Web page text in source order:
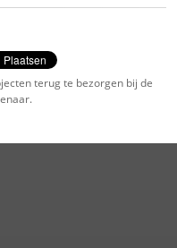
terug te bezorgen bij de